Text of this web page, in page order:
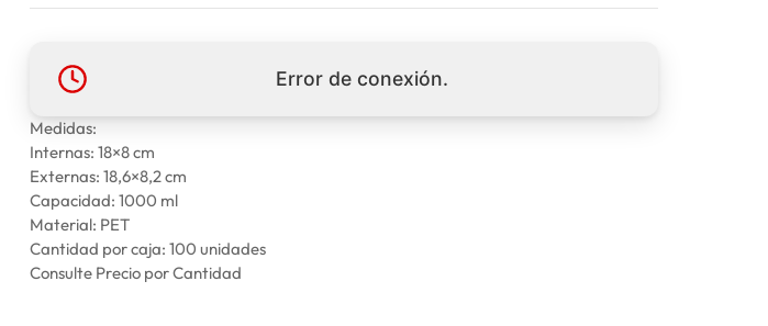
Error de conexión.
Medidas:
Internas: 18×8 cm
Externas: 18,6×8,2 cm
Capacidad: 1000 ml
Material: PET
Cantidad por caja: 100 unidades
Consulte Precio por Cantidad